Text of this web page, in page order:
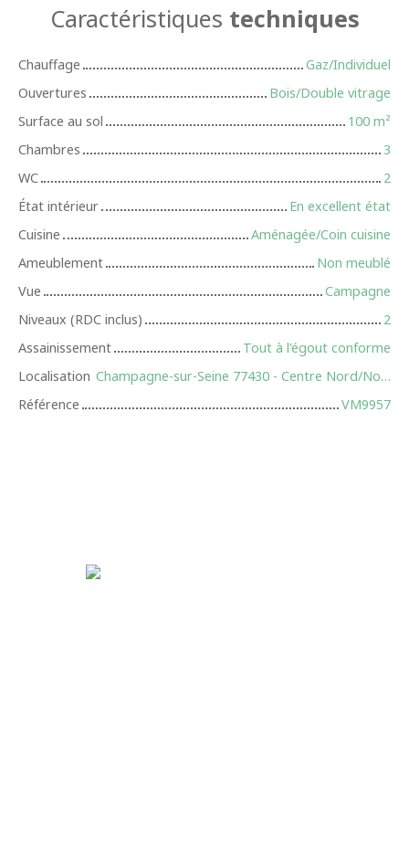
Caractéristiques techniques
Chauffage
Gaz/Individuel
Ouvertures
Bois/Double vitrage
Surface au sol
100 m²
Chambres
3
WC
2
État intérieur
En excellent état
Cuisine
Aménagée/Coin cuisine
Ameublement
Non meublé
Vue
Campagne
Niveaux (RDC inclus)
2
Assainissement
Tout à l'égout conforme
Localisation
Champagne-sur-Seine 77430 - Centre Nord/Nord Ouest
Référence
VM9957